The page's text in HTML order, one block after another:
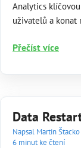
Analytics
uživatelů a konat
Rozdíly
GA4
Přečíst více
Data
Napsal Martin Štacko
6 minut ke čtení